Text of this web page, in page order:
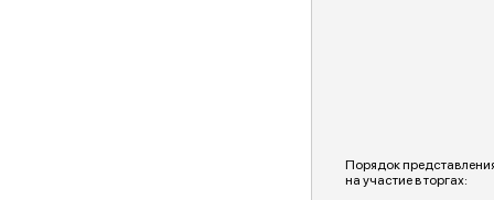
Порядок
на участие в торгах: